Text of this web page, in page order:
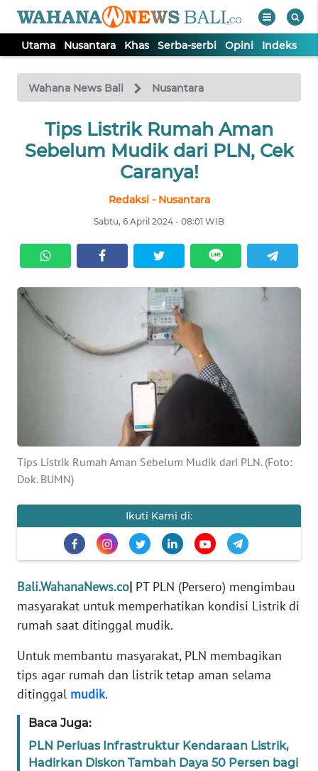
Utama Nusantara Khas Serba-serbi Opini Indeks
Wahana News Bali Nusantara
Tips Listrik Rumah Aman
Sebelum Mudik dari PLN, Cek
Caranya!
Redaksi - Nusantara
Sabtu, 6 April 2024 - 08:01 WIB
Tips Listrik Rumah Aman Sebelum Mudik dari PLN. (Foto:
Dok. BUMN)
Ikuti Kami di:
Bali.WahanaNews.co| PT PLN (Persero) mengimbau
masyarakat untuk memperhatikan kondisi Listrik di
rumah saat ditinggal mudik.
Untuk membantu masyarakat, PLN membagikan
tips agar rumah dan listrik tetap aman selama
ditinggal mudik.
Baca Juga:
PLN Perluas Infrastruktur Kendaraan Listrik,
Hadirkan Diskon Tambah Daya 50 Persen bagi
TV
Tutup
UTAMA
SERBA-
SERBI
OPINI
INFO
TENTANG
PEDOMAN
SIBER
REDAKSI
KARIR
DISCLAIMER
Wahana